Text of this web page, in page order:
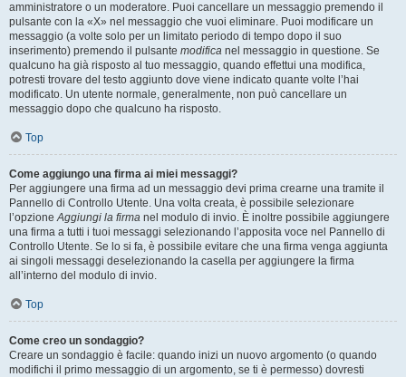
amministratore o un moderatore. Puoi cancellare un messaggio premendo il
pulsante con la «X» nel messaggio che vuoi eliminare. Puoi modificare un
messaggio (a volte solo per un limitato periodo di tempo dopo il suo
inserimento) premendo il pulsante modifica nel messaggio in questione. Se
qualcuno ha già risposto al tuo messaggio, quando effettui una modifica,
potresti trovare del testo aggiunto dove viene indicato quante volte l’hai
modificato. Un utente normale, generalmente, non può cancellare un
messaggio dopo che qualcuno ha risposto.
Top
Come aggiungo una firma ai miei messaggi?
Per aggiungere una firma ad un messaggio devi prima crearne una tramite il
Pannello di Controllo Utente. Una volta creata, è possibile selezionare
l’opzioneAggiungi la firma nel modulo di invio. È inoltre possibile aggiungere
una firma a tutti i tuoi messaggi selezionando l’apposita voce nel Pannello di
Controllo Utente. Se lo si fa, è possibile evitare che una firma venga aggiunta
ai singoli messaggi deselezionando la casella per aggiungere la firma
all’interno del modulo di invio.
Top
Come creo un sondaggio?
Creare un sondaggio è facile: quando inizi un nuovo argomento (o quando
modifichi il primo messaggio di un argomento, se ti è permesso) dovresti